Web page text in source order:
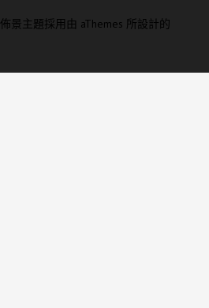
佈景主題採用由 aThemes 所設計的